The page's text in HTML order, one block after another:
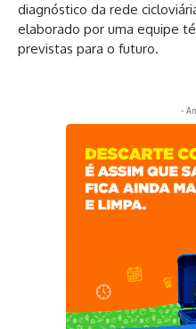
diagnóstico da rede
elaborado por uma equipe
previstas para o futuro.
-